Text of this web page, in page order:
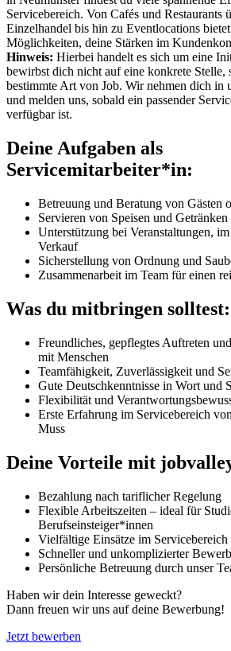
Servicebereich. Von Cafés und Restaurants
Einzelhandel bis hin zu Eventlocations
Möglichkeiten, deine Stärken im
Hinweis: Hierbei handelt es sich um eine
bewirbst dich nicht auf eine konkrete Stelle,
bestimmte Art von Job. Wir nehmen dich in
und melden uns, sobald ein passender
verfügbar ist.
Deine Aufgaben als
Servicemitarbeiter*in:
Betreuung und Beratung von Gästen
Servieren von Speisen und
Unterstützung bei Veranstaltungen,
Verkauf
Sicherstellung von Ordnung und
Zusammenarbeit im Team für einen
Was du mitbringen solltest:
Freundliches, gepflegtes Auftreten
mit Menschen
Teamfähigkeit, Zuverlässigkeit und
Gute Deutschkenntnisse in Wort und
Flexibilität und
Erste Erfahrung im Servicebereich
Muss
Deine Vorteile mit
Bezahlung nach tariflicher Regelung
Flexible Arbeitszeiten – ideal für
Berufseinsteiger*innen
Vielfältige Einsätze im
Schneller und unkomplizierter
Persönliche Betreuung durch unser
Haben wir dein Interesse geweckt?
Dann freuen wir uns auf deine Bewerbung!
Jetzt bewerben